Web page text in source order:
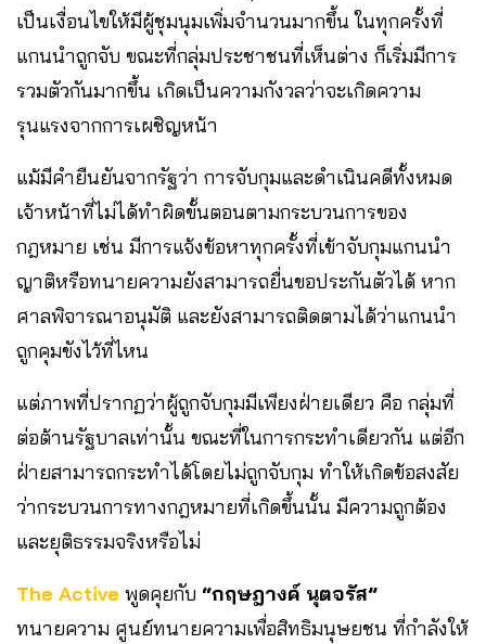
เป็นเงื่อนไขให้มีผู้ชุมนุมเพิ่มจำนวนมากขึ้น ในทุกครั้งที่
แกนนำถูกจับ ขณะที่กลุ่มประชาชนที่เห็นต่าง ก็เริ่มมีการ
รวมตัวกันมากขึ้น เกิดเป็นความกังวลว่าจะเกิดความ
รุนแรงจากการเผชิญหน้า
แม้มีคำยืนยันจากรัฐว่า การจับกุมและดำเนินคดีทั้งหมด
เจ้าหน้าที่ไม่ได้ทำผิดขั้นตอนตามกระบวนการของ
กฎหมาย เช่น มีการแจ้งข้อหาทุกครั้งที่เข้าจับกุมแกนนำ
ญาติหรือทนายความยังสามารถยื่นขอประกันตัวได้ หาก
ศาลพิจารณาอนุมัติ และยังสามารถติดตามได้ว่าแกนนำ
ถูกคุมขังไว้ที่ไหน
แต่ภาพที่ปรากฏว่าผู้ถูกจับกุมมีเพียงฝ่ายเดียว คือ กลุ่มที่
ต่อต้านรัฐบาลเท่านั้น ขณะที่ในการกระทำเดียวกัน แต่อีก
ฝ่ายสามารถกระทำได้โดยไม่ถูกจับกุม ทำให้เกิดข้อสงสัย
ว่ากระบวนการทางกฎหมายที่เกิดขึ้นนั้น มีความถูกต้อง
และยุติธรรมจริงหรือไม่
The Active พูดคุยกับ “กฤษฎางค์ นุตจรัส”
ทนายความ ศูนย์ทนายความเพื่อสิทธิมนุษยชน ที่กำลังให้